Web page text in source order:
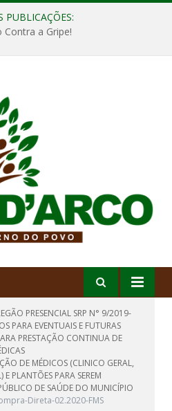
PUBLICAÇÕES:
Contra a Gripe!
PRESENCIAL SRP N° 9/2019-
PARA EVENTUAIS E FUTURAS
PRESTAÇÃO CONTINUA DE
DE MÉDICOS (CLINICO GERAL,
PLANTÕES PARA SEREM
DE SAÚDE DO MUNICÍPIO
Direta-02.2020-FMS